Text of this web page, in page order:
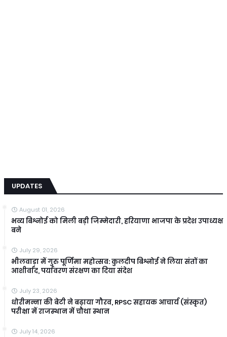
UPDATES
August 01, 2026
भव्य बिश्नोई को मिली बड़ी जिम्मेदारी, हरियाणा भाजपा के प्रदेश उपाध्यक्ष
बने
July 29, 2026
भीलवाड़ा में गुरु पूर्णिमा महोत्सव: कुलदीप बिश्नोई ने लिया संतों का
आशीर्वाद, पर्यावरण संरक्षण का दिया संदेश
July 23, 2026
धोरीमन्ना की बेटी ने बढ़ाया गौरव, RPSC सहायक आचार्य (संस्कृत)
परीक्षा में राजस्थान में चौथा स्थान
July 14, 2026